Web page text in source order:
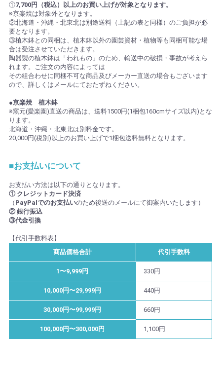
①7,700円（税込）以上のお買い上げが対象となります。
※京楽焼は対象外となります。
②北海道・沖縄・北東北は別途送料（上記の表と同様）のご負担が必
要となります。
③植木鉢との同梱は、植木鉢以外の園芸資材・植物等も同梱可能な場
合は受注させていただきます。
陶器製の植木鉢は「われもの」のため、輸送中の破損・事故が考えら
れます。ご注文の内容によっては
その組合わせに同梱不可な商品及びメーカー直送の場合もございます
ので、詳しくはメールにておたずねください。
●京楽焼 植木鉢
※窯元(愛楽園)直送の商品は、送料1500円(1梱包160cmサイズ以内)とな
ります。
北海道・沖縄・北東北は別料金です。
20,000円(税別)以上のお買い上げで1梱包送料無料となります。
■お支払いについて
お支払い方法は以下の通りとなります。
① クレジットカード決済
（ PayPalでのお支払いのため後送のメールにて御案内いたします）
② 銀行振込
③代金引換
【代引手数料表】
商品価格合計
代引手数料
1〜9,999円 330円
10,000円〜29,999円 440円
30,000円〜99,999円 660円
100,000円〜300,000円 1,100円